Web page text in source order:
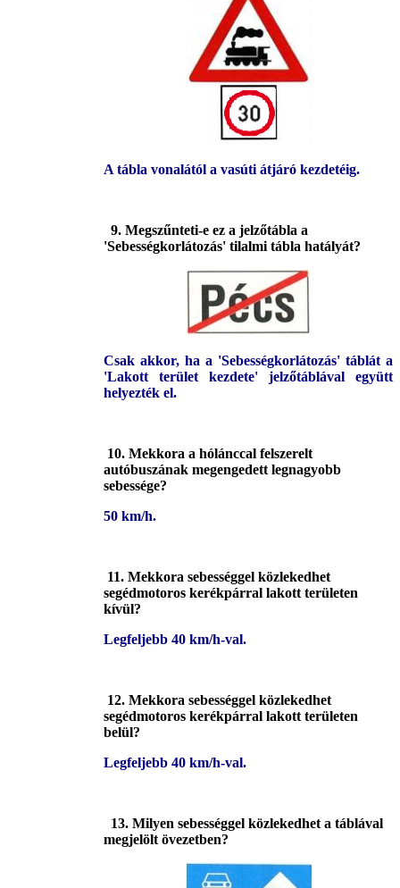
A tábla vonalától a vasúti átjáró kezdetéig.
9. Megszűnteti-e ez a jelzőtábla a
'Sebességkorlátozás' tilalmi tábla hatályát?
Csak akkor, ha a 'Sebességkorlátozás' táblát a
'Lakott terület kezdete' jelzőtáblával együtt
helyezték el.
10. Mekkora a hólánccal felszerelt
autóbuszának megengedett legnagyobb
sebessége?
50 km/h.
11. Mekkora sebességgel közlekedhet
segédmotoros kerékpárral lakott területen
kívül?
Legfeljebb 40 km/h-val.
12. Mekkora sebességgel közlekedhet
segédmotoros kerékpárral lakott területen
belül?
Legfeljebb 40 km/h-val.
13. Milyen sebességgel közlekedhet a táblával
megjelölt övezetben?